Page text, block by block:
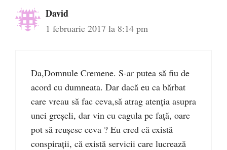
David
1 februarie 2017 la 8:14 pm
Da,Domnule Cremene. S-ar putea să fiu de
acord cu dumneata. Dar dacă eu ca bărbat
care vreau să fac ceva,să atrag atenția asupra
unei greșeli, dar vin cu cagula pe față, oare
pot să reușesc ceva ? Eu cred că există
conspirații, că există servicii care lucrează